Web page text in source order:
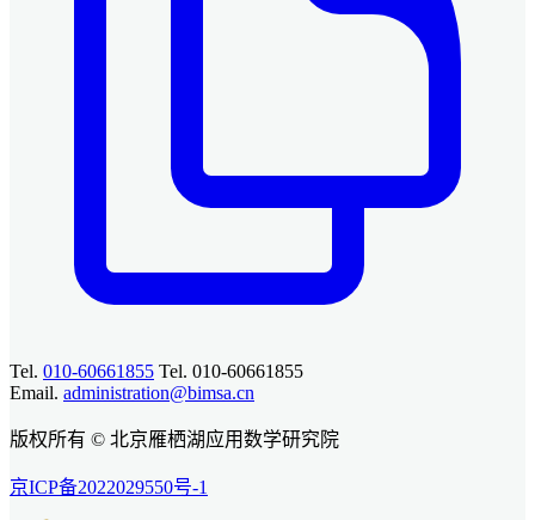
Tel. 010-60661855 Tel. 010-60661855
Email. administration@bimsa.cn
版权所有 © 北京雁栖湖应用数学研究院
京ICP备2022029550号-1